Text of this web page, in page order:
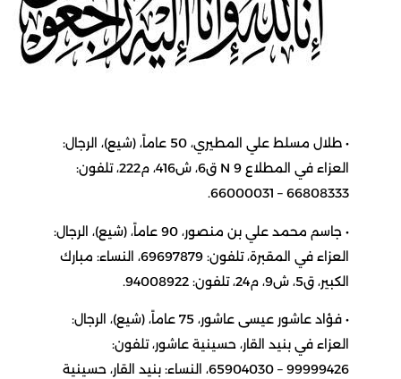
• طلال مسلط علي المطيري، 50 عاماً، (شيع)، الرجال:
العزاء في المطلاع 9 N ق6، ش416، م222، تلفون:
66808333 – 66000031.
• جاسم محمد علي بن منصور، 90 عاماً، (شيع)، الرجال:
العزاء في المقبرة، تلفون: 69697879، النساء: مبارك
الكبير، ق5، ش9، م24، تلفون: 94008922.
• فؤاد عاشور عيسى عاشور، 75 عاماً، (شيع)، الرجال:
العزاء في بنيد القار، حسينية عاشور، تلفون:
99999426 – 65904030، النساء: بنيد القار، حسينية